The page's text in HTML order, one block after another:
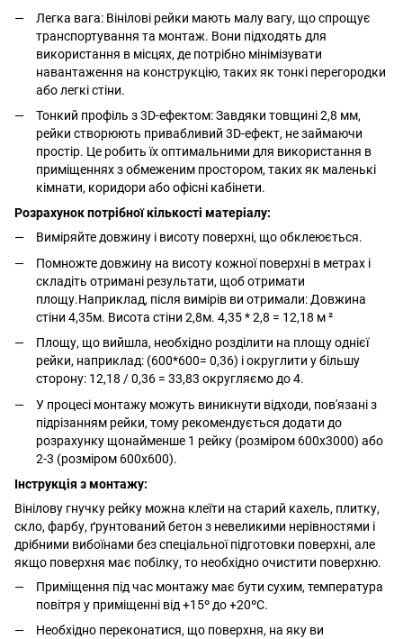
Легка вага: Вінілові рейки мають малу вагу, що спрощує
транспортування та монтаж. Вони підходять для
використання в місцях, де потрібно мінімізувати
навантаження на конструкцію, таких як тонкі перегородки
або легкі стіни.
Тонкий профіль з 3D-ефектом: Завдяки товщині 2,8 мм,
рейки створюють привабливий 3D-ефект, не займаючи
простір. Це робить їх оптимальними для використання в
приміщеннях з обмеженим простором, таких як маленькі
кімнати, коридори або офісні кабінети.
Розрахунок потрібної кількості матеріалу:
Виміряйте довжину і висоту поверхні, що обклеюється.
Помножте довжину на висоту кожної поверхні в метрах і
складіть отримані результати, щоб отримати
площу.Наприклад, після вимірів ви отримали: Довжина
стіни 4,35м. Висота стіни 2,8м. 4,35 * 2,8 = 12,18 м ²
Площу, що вийшла, необхідно розділити на площу однієї
рейки, наприклад: (600*600= 0,36) і округлити у більшу
сторону: 12,18 / 0,36 = 33,83 округляємо до 4.
У процесі монтажу можуть виникнути відходи, пов'язані з
підрізанням рейки, тому рекомендується додати до
розрахунку щонайменше 1 рейку (розміром 600х3000) або
2-3 (розміром 600х600).
Інструкція з монтажу:
Вінілову гнучку рейку можна клеїти на старий кахель, плитку,
скло, фарбу, ґрунтований бетон з невеликими нерівностями і
дрібними вибоїнами без спеціальної підготовки поверхні, але
якщо поверхня має побілку, то необхідно очистити поверхню.
Приміщення під час монтажу має бути сухим, температура
повітря у приміщенні від +15º до +20ºС.
Необхідно переконатися, що поверхня, на яку ви